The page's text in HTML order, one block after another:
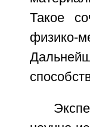
Такое
физико-